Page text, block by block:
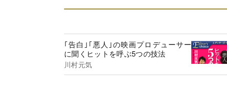
｢告白｣｢悪人｣の映画プロデューサー
に聞くヒットを呼ぶ5つの技法
川村元気